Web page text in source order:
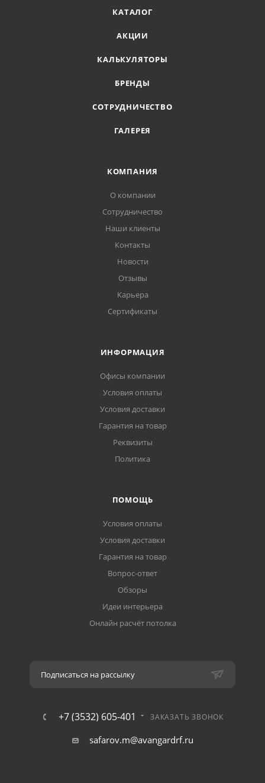
КАТАЛОГ
АКЦИИ
КАЛЬКУЛЯТОРЫ
БРЕНДЫ
СОТРУДНИЧЕСТВО
ГАЛЕРЕЯ
КОМПАНИЯ
О компании
Сотрудничество
Наши клиенты
Контакты
Новости
Отзывы
Карьера
Сертификаты
ИНФОРМАЦИЯ
Офисы компании
Условия оплаты
Условия доставки
Гарантия на товар
Реквизиты
Политика
ПОМОЩЬ
Условия оплаты
Условия доставки
Гарантия на товар
Вопрос-ответ
Обзоры
Идеи интерьера
Онлайн расчёт потолка
Подписаться на рассылку
+7 (3532) 605-401 ЗАКАЗАТЬ ЗВОНОК
safarov.m@avangardrf.ru